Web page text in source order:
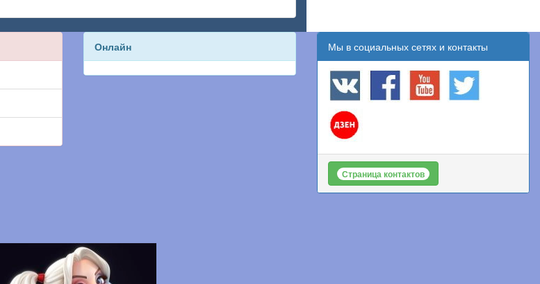
Онлайн Мы в социальных сетях и контакты
Страница контактов